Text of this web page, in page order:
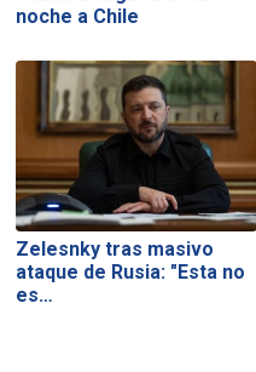
noche a Chile
Zelesnky tras masivo
ataque de Rusia: "Esta no
es…